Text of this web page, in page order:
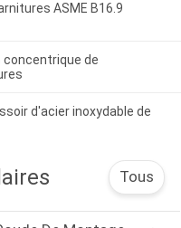
ASME B16.9
concentrique de
d'acier inoxydable de
Tous